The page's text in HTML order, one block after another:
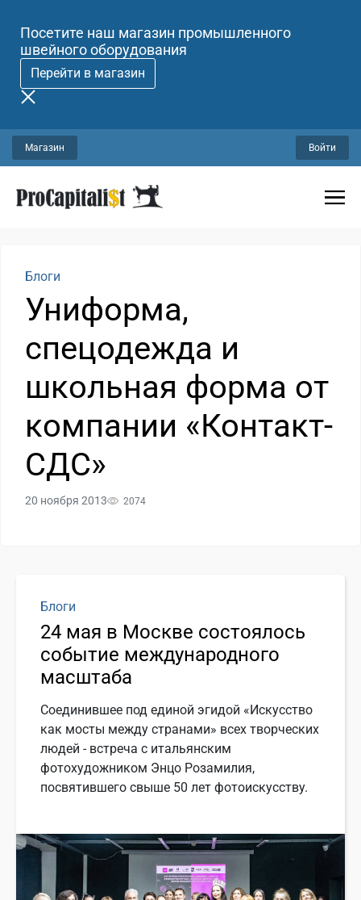
Посетите наш магазин промышленного
швейного оборудования
Перейти в магазин
Магазин Войти
Блоги
Униформа,
спецодежда и
школьная форма от
компании «Контакт-
СДС»
20 ноября 2013 2074
Блоги
24 мая в Москве состоялось
событие международного
масштаба
Соединившее под единой эгидой «Искусство
как мосты между странами» всех творческих
людей - встреча с итальянским
фотохудожником Энцо Розамилия,
посвятившего свыше 50 лет фотоискусству.